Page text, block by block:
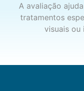
A avaliação
tratamentos
visuais ou